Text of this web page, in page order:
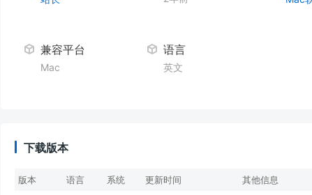
兼容平台
Mac
语言
英文
下载版本
版本 语言 系统 更新时间 其他信息